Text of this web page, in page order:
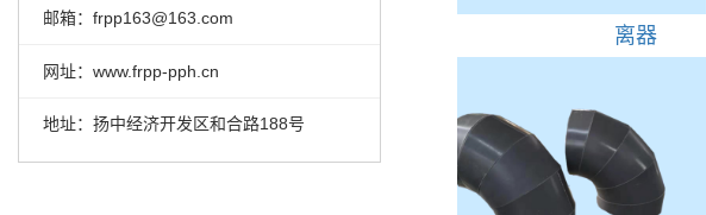
邮箱：frpp163@163.com
网址：www.frpp-pph.cn
地址：扬中经济开发区和合路188号
离器